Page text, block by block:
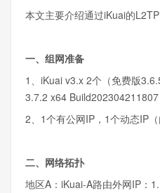
本文主要介绍通过iKuai的L2TP
一、组网准备
1、iKuai v3.x 2个（免费版
3.7.2 x64 Build202304211807
2、1个有公网IP，1个动态IP（
二、网络拓扑
地区A：iKuai-A路由外网IP：